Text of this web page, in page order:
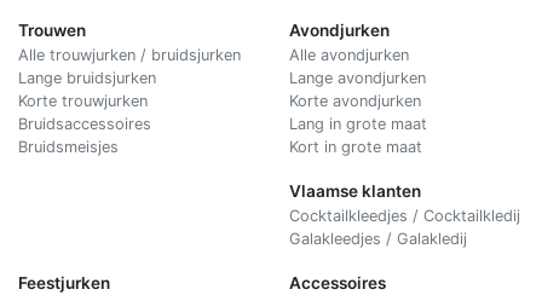
Trouwen
Alle trouwjurken / bruidsjurken
Lange bruidsjurken
Korte trouwjurken
Bruidsaccessoires
Bruidsmeisjes
Avondjurken
Alle avondjurken
Lange avondjurken
Korte avondjurken
Lang in grote maat
Kort in grote maat
Vlaamse klanten
Cocktailkleedjes / Cocktailkledij
Galakleedjes / Galakledij
Feestjurken Accessoires